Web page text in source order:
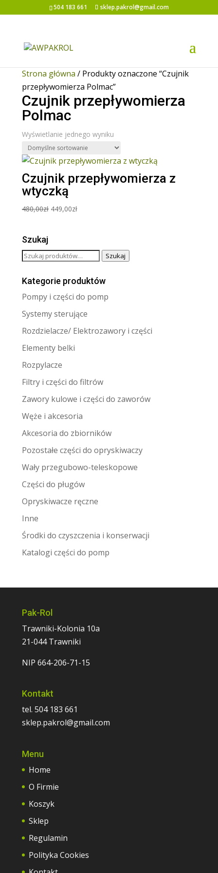
504 183 661 sklep.pakrol@gmail.com
Strona główna / Produkty oznaczone “Czujnik
przepływomierza Polmac”
Czujnik przepływomierza
Polmac
Wyświetlanie jednego wyniku
Promocja!
Czujnik przepływomierza z
wtyczką
480,00zł Pierwotna
449,00złAktualna
Szukaj
Szukaj: Szukaj
Kategorie produktów
Pompy i części do pomp
Systemy sterujące
Rozdzielacze/ Elektrozawory i części
Elementy belki
Rozpylacze
Filtry i części do filtrów
Zawory kulowe i części do zaworów
Węże i akcesoria
Akcesoria do zbiorników
Pozostałe części do opryskiwaczy
Wały przegubowo-teleskopowe
Części do pługów
Opryskiwacze ręczne
Inne
Środki do czyszczenia i konserwacji
Katalogi części do pomp
Pak-Rol
Trawniki-Kolonia 10a
21-044 Trawniki
NIP 664-206-71-15
Kontakt
tel. 504 183 661
sklep.pakrol@gmail.com
Menu
Home
O Firmie
Koszyk
Sklep
Regulamin
Polityka Cookies